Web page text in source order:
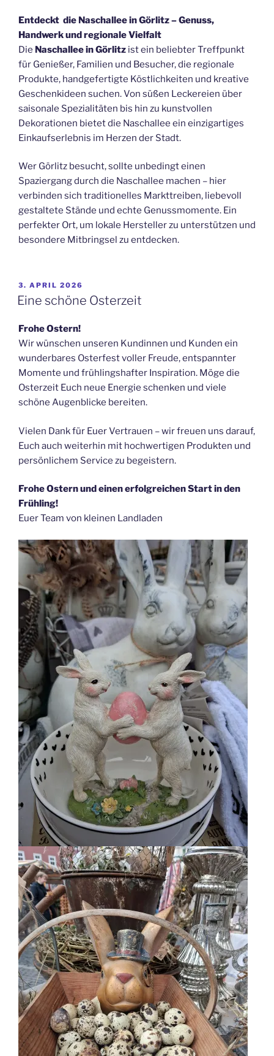
Entdeckt die Naschallee in Görlitz – Genuss,
Handwerk und regionale Vielfalt
Die Naschallee in Görlitz ist ein beliebter Treffpunkt
für Genießer, Familien und Besucher, die regionale
Produkte, handgefertigte Köstlichkeiten und kreative
Geschenkideen suchen. Von süßen Leckereien über
saisonale Spezialitäten bis hin zu kunstvollen
Dekorationen bietet die Naschallee ein einzigartiges
Einkaufserlebnis im Herzen der Stadt.
Wer Görlitz besucht, sollte unbedingt einen
Spaziergang durch die Naschallee machen – hier
verbinden sich traditionelles Markttreiben, liebevoll
gestaltete Stände und echte Genussmomente. Ein
perfekter Ort, um lokale Hersteller zu unterstützen und
besondere Mitbringsel zu entdecken.
VERÖFFENTLICHT
AM
3. APRIL 2026
Eine schöne Osterzeit
Frohe Ostern!
Wir wünschen unseren Kundinnen und Kunden ein
wunderbares Osterfest voller Freude, entspannter
Momente und frühlingshafter Inspiration. Möge die
Osterzeit Euch neue Energie schenken und viele
schöne Augenblicke bereiten.
Vielen Dank für Euer Vertrauen – wir freuen uns darauf,
Euch auch weiterhin mit hochwertigen Produkten und
persönlichem Service zu begeistern.
Frohe Ostern und einen erfolgreichen Start in den
Frühling!
Euer Team von kleinen Landladen